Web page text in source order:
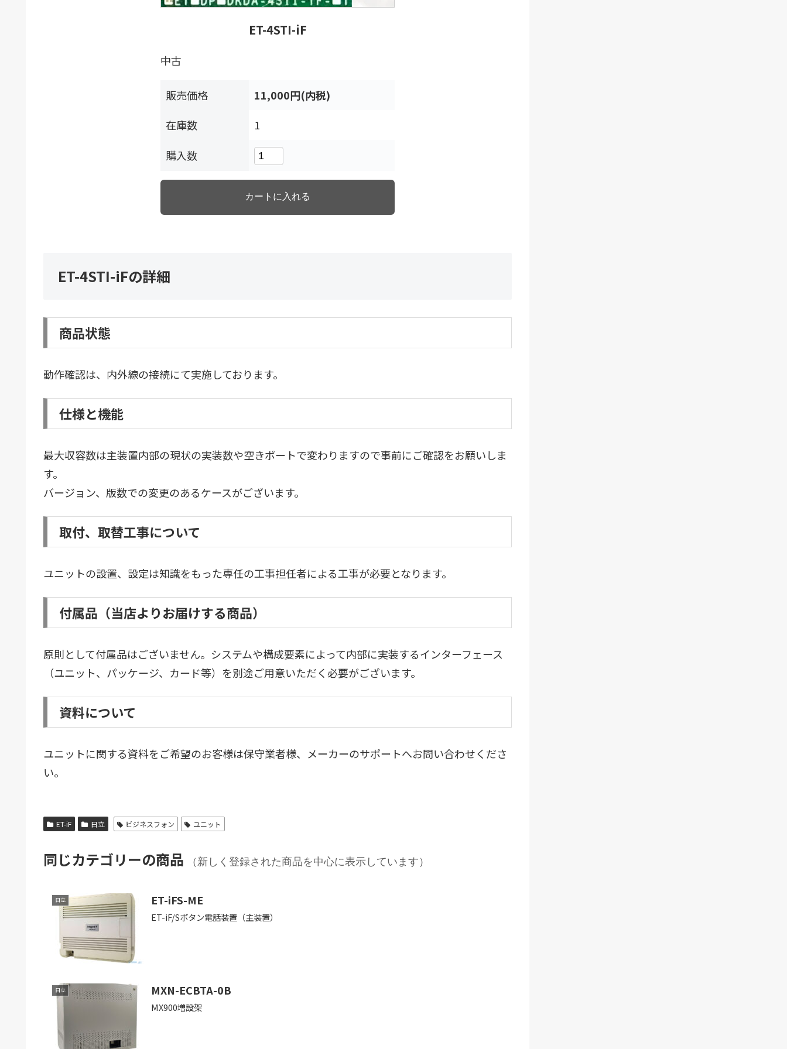
ET-4STI-iF
中古
販売価格
11,000円(内税)
在庫数
1
購入数
ET-4STI-iFの詳細
商品状態
動作確認は、内外線の接続にて実施しております。
仕様と機能
最大収容数は主装置内部の現状の実装数や空きポートで変わりますので事前にご確認をお願いしま
す。
バージョン、版数での変更のあるケースがございます。
取付、取替工事について
ユニットの設置、設定は知識をもった専任の工事担任者による工事が必要となります。
付属品（当店よりお届けする商品）
原則として付属品はございません。システムや構成要素によって内部に実装するインターフェース
（ユニット、パッケージ、カード等）を別途ご用意いただく必要がございます。
資料について
ユニットに関する資料をご希望のお客様は保守業者様、メーカーのサポートへお問い合わせくださ
い。
ET-iF 日立 ビジネスフォン ユニット
同じカテゴリーの商品 （新しく登録された商品を中心に表示しています）
日立 ET-iFS-ME
ET-iF/Sボタン電話装置（主装置）
日立 MXN-ECBTA-0B
MX900増設架